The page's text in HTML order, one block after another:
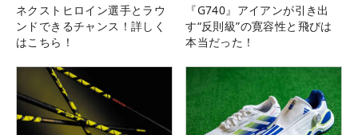
ネクストヒロイン選手とラウ
ンドできるチャンス！詳しく
はこちら！
『G740』アイアンが引き出
す“反則級”の寛容性と飛びは
本当だった！